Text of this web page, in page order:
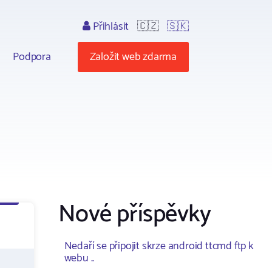
Podpora
Přihlásit 🇨🇿 🇸🇰
Založit web zdarma
Nové příspěvky
Nedaří se připojit skrze android ttcmd ftp k
webu ..